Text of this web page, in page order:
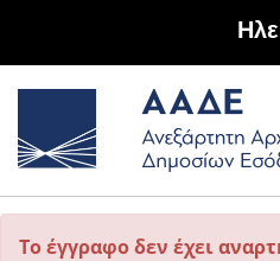
Το έγγραφο δεν έχει